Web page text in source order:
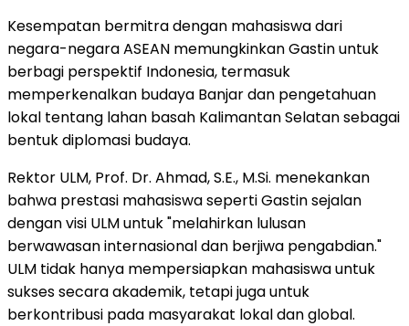
Kesempatan bermitra dengan mahasiswa dari
negara-negara ASEAN memungkinkan Gastin untuk
berbagi perspektif Indonesia, termasuk
memperkenalkan budaya Banjar dan pengetahuan
lokal tentang lahan basah Kalimantan Selatan sebagai
bentuk diplomasi budaya.
Rektor ULM, Prof. Dr. Ahmad, S.E., M.Si. menekankan
bahwa prestasi mahasiswa seperti Gastin sejalan
dengan visi ULM untuk "melahirkan lulusan
berwawasan internasional dan berjiwa pengabdian."
ULM tidak hanya mempersiapkan mahasiswa untuk
sukses secara akademik, tetapi juga untuk
berkontribusi pada masyarakat lokal dan global.